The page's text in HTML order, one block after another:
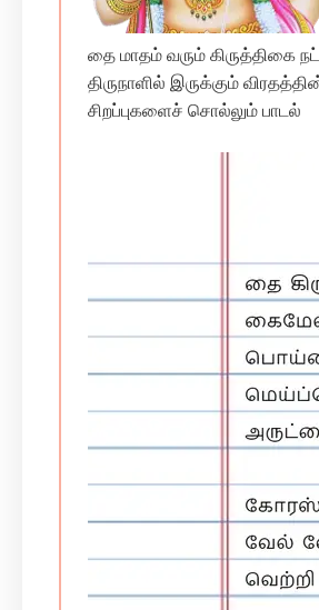
தை மாதம் வரும் கிருத்திகை
திருநாளில் இருக்கும்
சிறப்புகளைச் சொல்லும் பாடல்